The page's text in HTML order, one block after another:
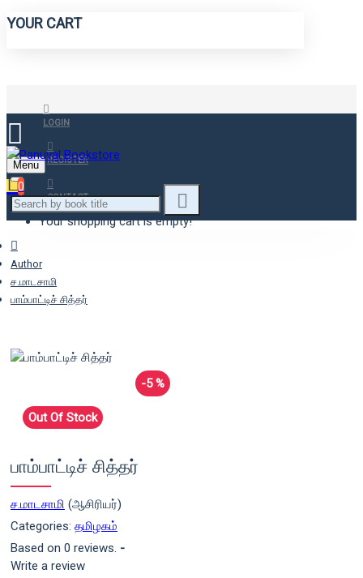
YOUR CART
LOGIN
REGISTER
CONTACT
Menu
0
Your shopping cart is empty!
Author
ச.மாடசாமி
பாம்பாட்டிச் சித்தர்
-5 %
Out Of Stock
பாம்பாட்டிச் சித்தர்
ச.மாடசாமி (ஆசிரியர்)
Categories: தமிழகம்
Based on 0 reviews. -
Write a review